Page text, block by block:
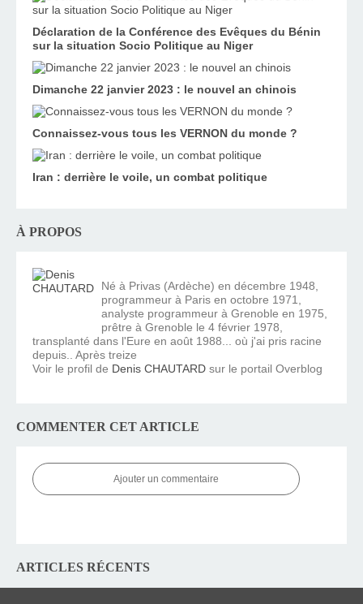
Déclaration de la Conférence des Evêques du Bénin
sur la situation Socio Politique au Niger
Dimanche 22 janvier 2023 : le nouvel an chinois
Connaissez-vous tous les VERNON du monde ?
Iran : derrière le voile, un combat politique
À PROPOS
Né à Privas (Ardèche) en décembre 1948,
programmeur à Paris en octobre 1971,
analyste programmeur à Grenoble en 1975,
prêtre à Grenoble le 4 février 1978,
transplanté dans l'Eure en août 1988... où j'ai pris racine
depuis.. Après treize
Voir le profil de Denis CHAUTARD sur le portail Overblog
COMMENTER CET ARTICLE
Ajouter un commentaire
ARTICLES RÉCENTS